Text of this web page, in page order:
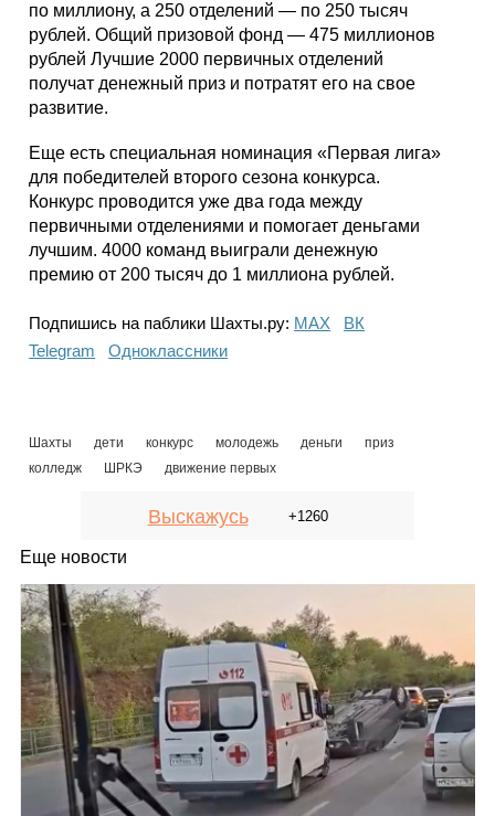
по миллиону, а 250 отделений — по 250 тысяч
рублей. Общий призовой фонд — 475 миллионов
рублей Лучшие 2000 первичных отделений
получат денежный приз и потратят его на свое
развитие.
Еще есть специальная номинация «Первая лига»
для победителей второго сезона конкурса.
Конкурс проводится уже два года между
первичными отделениями и помогает деньгами
лучшим. 4000 команд выиграли денежную
премию от 200 тысяч до 1 миллиона рублей.
Подпишись на паблики Шахты.ру: МАХ
ВК
Telegram
Одноклассники
Шахты дети конкурс молодежь деньги
приз
колледж
ШРКЭ движение первых
Выскажусь +1260
Еще новости